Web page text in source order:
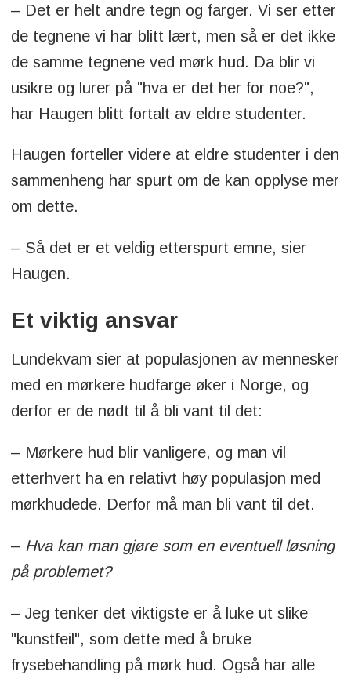
– Det er helt andre tegn og farger. Vi ser etter
de tegnene vi har blitt lært, men så er det ikke
de samme tegnene ved mørk hud. Da blir vi
usikre og lurer på "hva er det her for noe?",
har Haugen blitt fortalt av eldre studenter.
Haugen forteller videre at eldre studenter i den
sammenheng har spurt om de kan opplyse mer
om dette.
– Så det er et veldig etterspurt emne, sier
Haugen.
Et viktig ansvar
Lundekvam sier at populasjonen av mennesker
med en mørkere hudfarge øker i Norge, og
derfor er de nødt til å bli vant til det:
– Mørkere hud blir vanligere, og man vil
etterhvert ha en relativt høy populasjon med
mørkhudede. Derfor må man bli vant til det.
– Hva kan man gjøre som en eventuell løsning
på problemet?
– Jeg tenker det viktigste er å luke ut slike
"kunstfeil", som dette med å bruke
frysebehandling på mørk hud. Også har alle